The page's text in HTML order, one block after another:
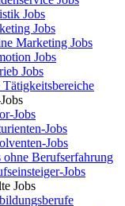
Jobs
Jobs
Marketing Jobs
Jobs
Jobs
Jobs
Jobs
Jobs
ohne Berufserfahrung
Jobs
Jobs